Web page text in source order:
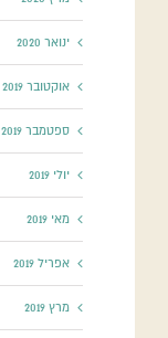
ינואר 2020
אוקטובר 2019
ספטמבר 2019
יולי 2019
מאי 2019
אפריל 2019
מרץ 2019